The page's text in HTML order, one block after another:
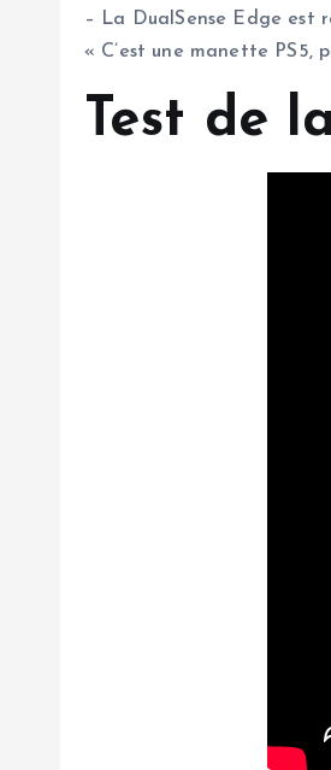
– La DualSense Edge est
« C’est une manette PS5,
Test de